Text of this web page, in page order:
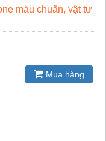
màu chuẩn, vật tư
Mua hàng